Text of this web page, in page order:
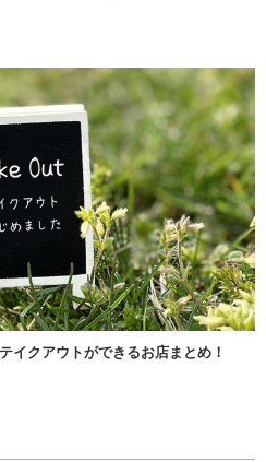
イクアウトができるお店まとめ！